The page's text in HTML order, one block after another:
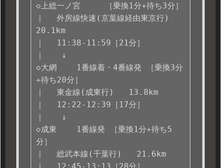
◇上総一ノ宮     ［乗換1分+待ち3分］
｜ 　外房線快速(京葉線経由東京行)
20.1km
｜ 　11:38-11:59［21分］
｜ 　 ↓
◇大網    1番線着・4番線発 ［乗換3分
+待ち20分］
｜ 　東金線(成東行)   13.8km
｜ 　12:22-12:39［17分］
｜ 　 ↓
◇成東    1番線発 ［乗換1分+待ち5
分］
｜ 　総武本線(千葉行)   21.6km